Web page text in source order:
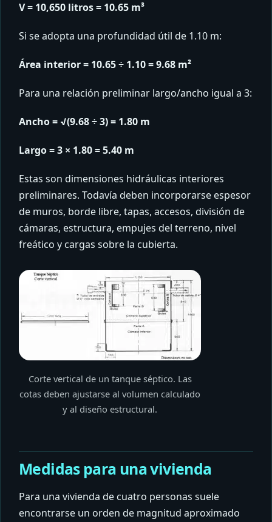
V = 10,650 litros = 10.65 m³
Si se adopta una profundidad útil de 1.10 m:
Área interior = 10.65 ÷ 1.10 = 9.68 m²
Para una relación preliminar largo/ancho igual a 3:
Ancho = √(9.68 ÷ 3) = 1.80 m
Largo = 3 × 1.80 = 5.40 m
Estas son dimensiones hidráulicas interiores
preliminares. Todavía deben incorporarse espesor
de muros, borde libre, tapas, accesos, división de
cámaras, estructura, empujes del terreno, nivel
freático y cargas sobre la cubierta.
Corte vertical de un tanque séptico. Las
cotas deben ajustarse al volumen calculado
y al diseño estructural.
Medidas para una vivienda
Para una vivienda de cuatro personas suele
encontrarse un orden de magnitud aproximado